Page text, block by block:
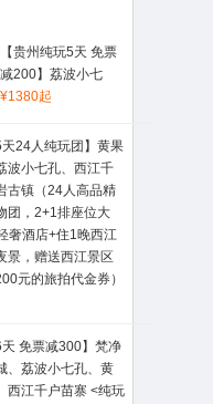
订的团，也是
！领队潘导特
直在讲解，从
州的人文、从
州的小吃，
【贵州纯玩5天 免票
减200】荔波小七
孔、黄果树大瀑布、
古镇（不进购物店，
真正的纯玩，住1晚
西江苗寨景区看夜
景，赠送苗服换装价
值200元的旅拍代金
券）
¥1380起
天24人纯玩团】黄果
波小七孔、西江千
古镇（24人高品精
团，2+1排座位大
奢酒店+住1晚西江
景，赠送西江景区
元的旅拍代金券）
天 免票减300】梵净
、荔波小七孔、黄
西江千户苗寨 <纯玩